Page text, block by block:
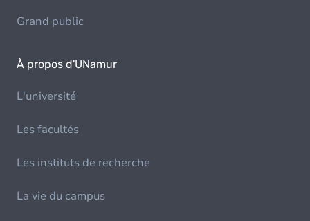
Grand public
À propos d'UNamur
L'université
Les facultés
Les instituts de recherche
La vie du campus